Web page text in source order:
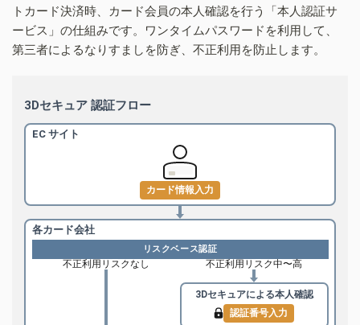
トカード決済時、カード会員の本人確認を行う「本人認証サ
ービス」の仕組みです。ワンタイムパスワードを利用して、
第三者によるなりすましを防ぎ、不正利用を防止します。
3Dセキュア 認証フロー
EC サイト
カード情報入力
各カード会社
リスクベース認証
不正利用リスクなし 不正利用リスク中〜高
3Dセキュアによる本人確認
認証番号入力